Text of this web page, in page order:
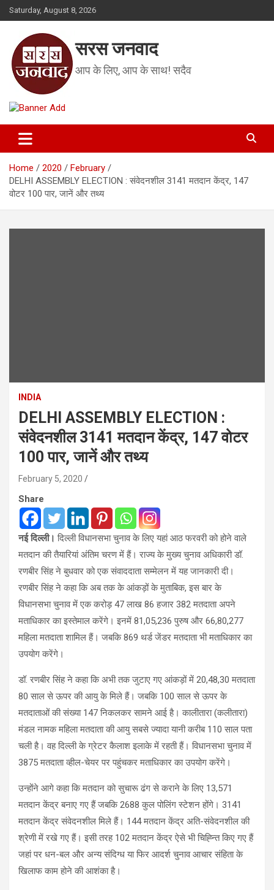
Skip
to
Saturday, August 8, 2026
सरस जनवाद
आप के लिए, आप के साथ! सदैव
Home 2020
February
DELHI ASSEMBLY ELECTION : संवेदनशील 3141 मतदान केंद्र, 147
वोटर 100 पार, जानें और तथ्य
INDIA
DELHI ASSEMBLY ELECTION :
संवेदनशील 3141 मतदान केंद्र, 147 वोटर
100 पार, जानें और तथ्य
February 5, 2020
Share
नई दिल्ली।दिल्ली विधानसभा चुनाव के लिए यहां आठ फरवरी को होने वाले
मतदान की तैयारियां अंतिम चरण में हैं। राज्य के मुख्य चुनाव अधिकारी डॉ.
रणबीर सिंह ने बुधवार को एक संवाददाता सम्मेलन में यह जानकारी दी।
रणबीर सिंह ने कहा कि अब तक के आंकड़ों के मुताबिक, इस बार के
विधानसभा चुनाव में एक करोड़ 47 लाख 86 हजार 382 मतदाता अपने
मताधिकार का इस्तेमाल करेंगे। इनमें 81,05,236 पुरुष और 66,80,277
महिला मतदाता शामिल हैं। जबकि 869 थर्ड जेंडर मतदाता भी मताधिकार का
उपयोग करेंगे।
डॉ. रणबीर सिंह ने कहा कि अभी तक जुटाए गए आंकड़ों में 20,48,30 मतदाता
80 साल से ऊपर की आयु के मिले हैं। जबकि 100 साल से ऊपर के
मतदाताओं की संख्या 147 निकलकर सामने आई है। कालीतारा (कलीतारा)
मंडल नामक महिला मतदाता की आयु सबसे ज्यादा यानी करीब 110 साल पता
चली है। वह दिल्ली के ग्रेटर कैलाश इलाके में रहती हैं। विधानसभा चुनाव में
3875 मतदाता व्हील-चेयर पर पहुंचकर मताधिकार का उपयोग करेंगे।
उन्होंने आगे कहा कि मतदान को सुचारू ढंग से कराने के लिए 13,571
मतदान केंद्र बनाए गए हैं जबकि 2688 कुल पोलिंग स्टेशन होंगे। 3141
मतदान केंद्र संवेदनशील मिले हैं। 144 मतदान केंद्र अति-संवेदनशील की
श्रेणी में रखे गए हैं। इसी तरह 102 मतदान केंद्र ऐसे भी चिह्न्ति किए गए हैं
जहां पर धन-बल और अन्य संदिग्ध या फिर आदर्श चुनाव आचार संहिता के
खिलाफ काम होने की आशंका है।